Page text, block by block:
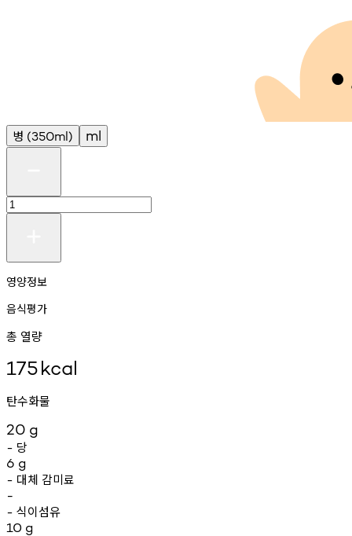
병 (350ml) ml
영양정보
음식평가
총 열량
175kcal
탄수화물
20 g
- 당
6 g
- 대체 감미료
-
- 식이섬유
10 g